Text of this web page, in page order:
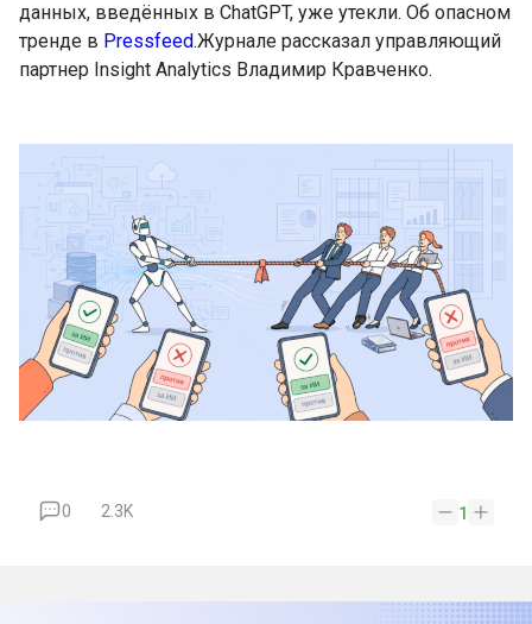
данных, введённых в ChatGPT, уже утекли. Об опасном
тренде в Pressfeed.Журнале рассказал управляющий
партнер Insight Analytics Владимир Кравченко.
0 2.3K 1